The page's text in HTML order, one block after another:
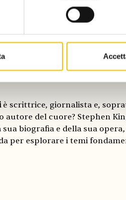
2: I veri scrittori vivono
è scrittrice, giornalista e,
autore del cuore? Stephen
biografia e della sua
per esplorare i temi